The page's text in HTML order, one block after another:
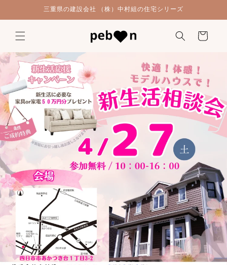
進む
三重県の建設会社 （株）中村組の住宅シリーズ
カ
ー